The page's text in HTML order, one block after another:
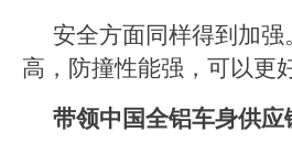
安全方面同样得到加
高，防撞性能强，可以更
带领中国全铝车身供应